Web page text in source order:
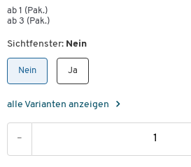
ab 1 (Pak.)
ab 3 (Pak.)
Sichtfenster: Nein
Nein Ja
alle Varianten anzeigen
-